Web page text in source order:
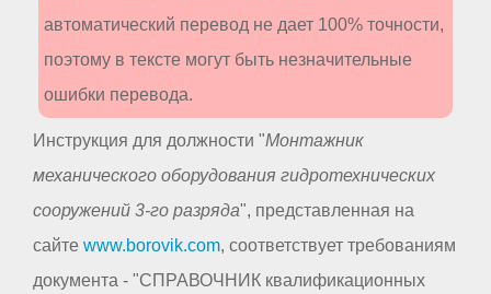
автоматический перевод не дает 100% точности,
поэтому в тексте могут быть незначительные
ошибки перевода.
Инструкция для должности "Монтажник
механического оборудования гидротехнических
сооружений 3-го разряда", представленная на
сайте www.borovik.com, соответствует требованиям
документа - "СПРАВОЧНИК квалификационных